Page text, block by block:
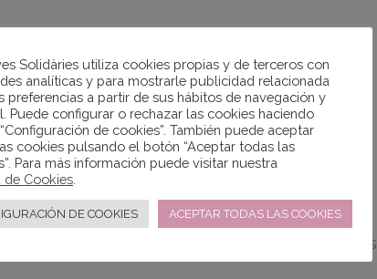
y qué mejor manera que reiniciando los
Solidàries utiliza cookies propias y de terceros con
analíticas y para mostrarle publicidad relacionada
preferencias a partir de sus hábitos de navegación y
Puede configurar o rechazar las cookies haciendo
de cookies”. También puede aceptar
cookies pulsando el botón “Aceptar todas las
Para más información puede visitar nuestra
de Cookies
DE COOKIES ACEPTAR TODAS LAS COOKIES